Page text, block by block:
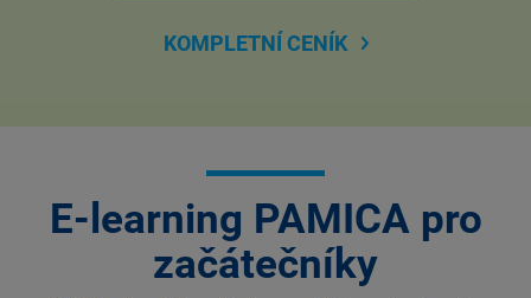
KOMPLETNÍ CENÍK
E-learning PAMICA pro
začátečníky